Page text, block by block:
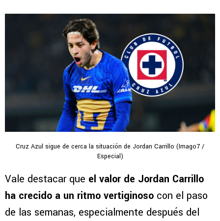
Cruz Azul sigue de cerca la situación de Jordan Carrillo (Imago7 /
Especial)
Vale destacar que el valor de Jordan Carrillo
ha crecido a un ritmo vertiginoso con el paso
de las semanas, especialmente después del